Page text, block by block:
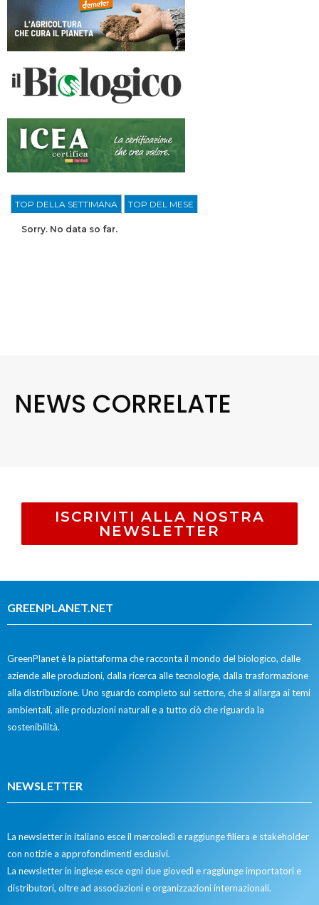
TOP DELLA SETTIMANA TOP DEL MESE
Sorry. No data so far.
NEWS CORRELATE
ISCRIVITI ALLA NOSTRA
NEWSLETTER
GREENPLANET.NET
GreenPlanet è la piattaforma che racconta il mondo del biologico, dalle
aziende alle produzioni, dalla ricerca alle tecnologie, dalla trasformazione
alla distribuzione. Uno sguardo completo sul settore, che si allarga ai temi
ambientali, alle produzioni naturali e a tutto ciò che riguarda la
sostenibilità.
NEWSLETTER
La newsletter in italiano esce il mercoledì e raggiunge filiera e stakeholder
con notizie a approfondimenti esclusivi.
La newsletter in inglese esce ogni due giovedì e raggiunge importatori e
distributori, oltre ad associazioni e organizzazioni internazionali.